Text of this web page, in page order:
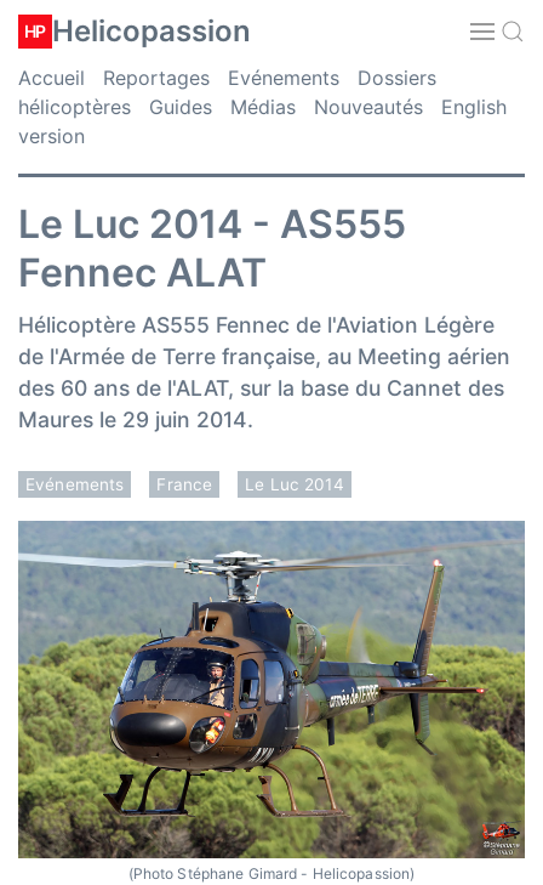
HP Helicopassion
Accueil Reportages Evénements
Dossiers
hélicoptères
Guides Médias Nouveautés
English
version
Le Luc 2014 - AS555
Fennec ALAT
Hélicoptère AS555 Fennec de l'Aviation Légère
de l'Armée de Terre française, au Meeting aérien
des 60 ans de l'ALAT, sur la base du Cannet des
Maures le 29 juin 2014.
Evénements France Le Luc 2014
(Photo Stéphane Gimard - Helicopassion)